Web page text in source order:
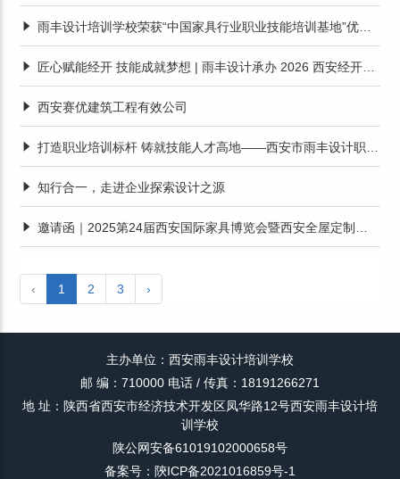
雨丰设计培训学校荣获“中国家具行业职业技能培训基地”优秀基地
匠心赋能经开 技能成就梦想 | 雨丰设计承办 2026 西安经开区智能家居设计大赛开幕式圆满举行
西安赛优建筑工程有效公司
打造职业培训标杆 铸就技能人才高地——西安市雨丰设计职业技能培训学校职业培训经验交流
知行合一，走进企业探索设计之源
邀请函｜2025第24届西安国际家具博览会暨西安全屋定制家居展览会
‹ 1 2 3 ›
主办单位：西安雨丰设计培训学校
邮 编：710000 电话 / 传真：18191266271
地 址：陕西省西安市经济技术开发区凤华路12号西安雨丰设计培
训学校
陕公网安备61019102000658号
备案号：陝ICP备2021016859号-1